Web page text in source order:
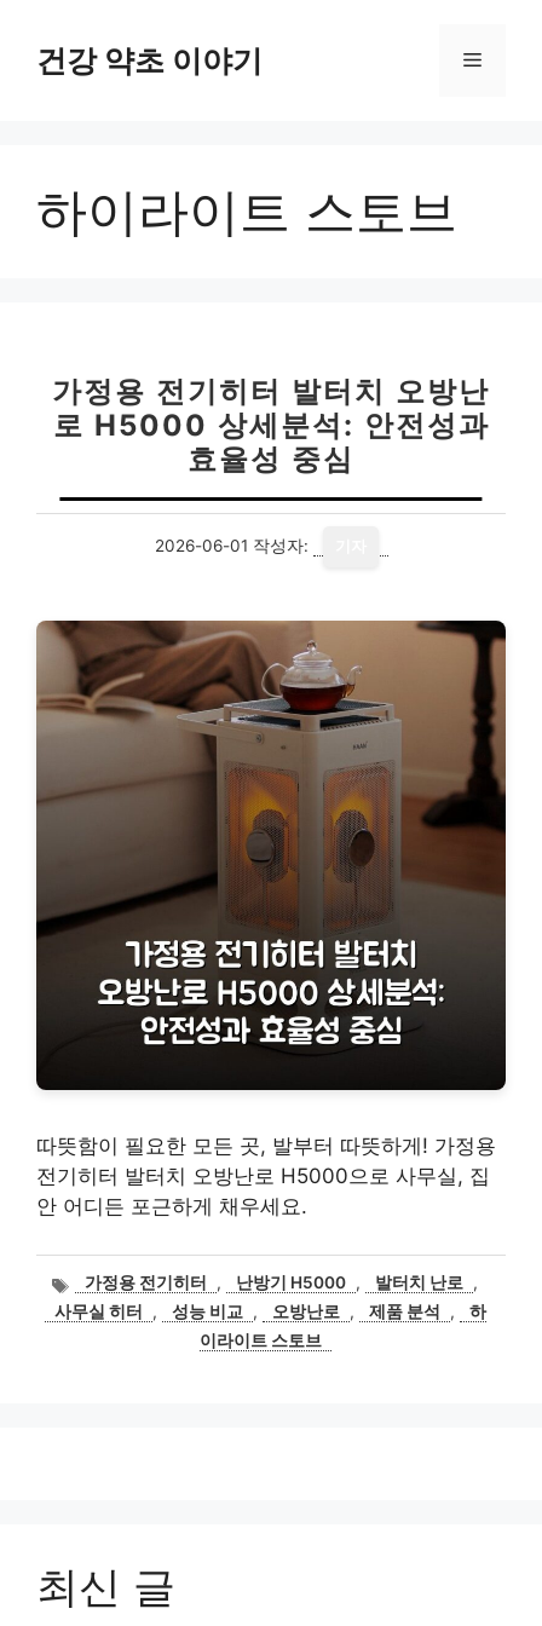
건강 약초 이야기 메
하이라이트 스토브
가정용 전기히터 발터치 오방난
로 H5000 상세분석: 안전성과
효율성 중심
2026-06-01 작성자:
따뜻함이 필요한 모든 곳, 발부터 따뜻하게! 가정용
전기히터 발터치 오방난로 H5000으로 사무실, 집
안 어디든 포근하게 채우세요.
태
그
가정용 전기히터 , 난방기 H5000 , 발터치 난로
,
사무실 히터
, 성능 비교 , 오방난로 , 제품 분석 ,
하
이라이트 스토브
최신 글